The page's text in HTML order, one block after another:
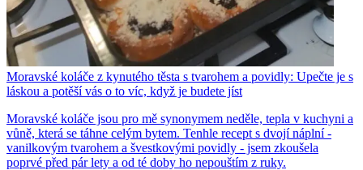
Moravské koláče z kynutého těsta s tvarohem a povidly: Upečte je s
láskou a potěší vás o to víc, když je budete jíst
Moravské koláče jsou pro mě synonymem neděle, tepla v kuchyni a
vůně, která se táhne celým bytem. Tenhle recept s dvojí náplní -
vanilkovým tvarohem a švestkovými povidly - jsem zkoušela
poprvé před pár lety a od té doby ho nepouštím z ruky.